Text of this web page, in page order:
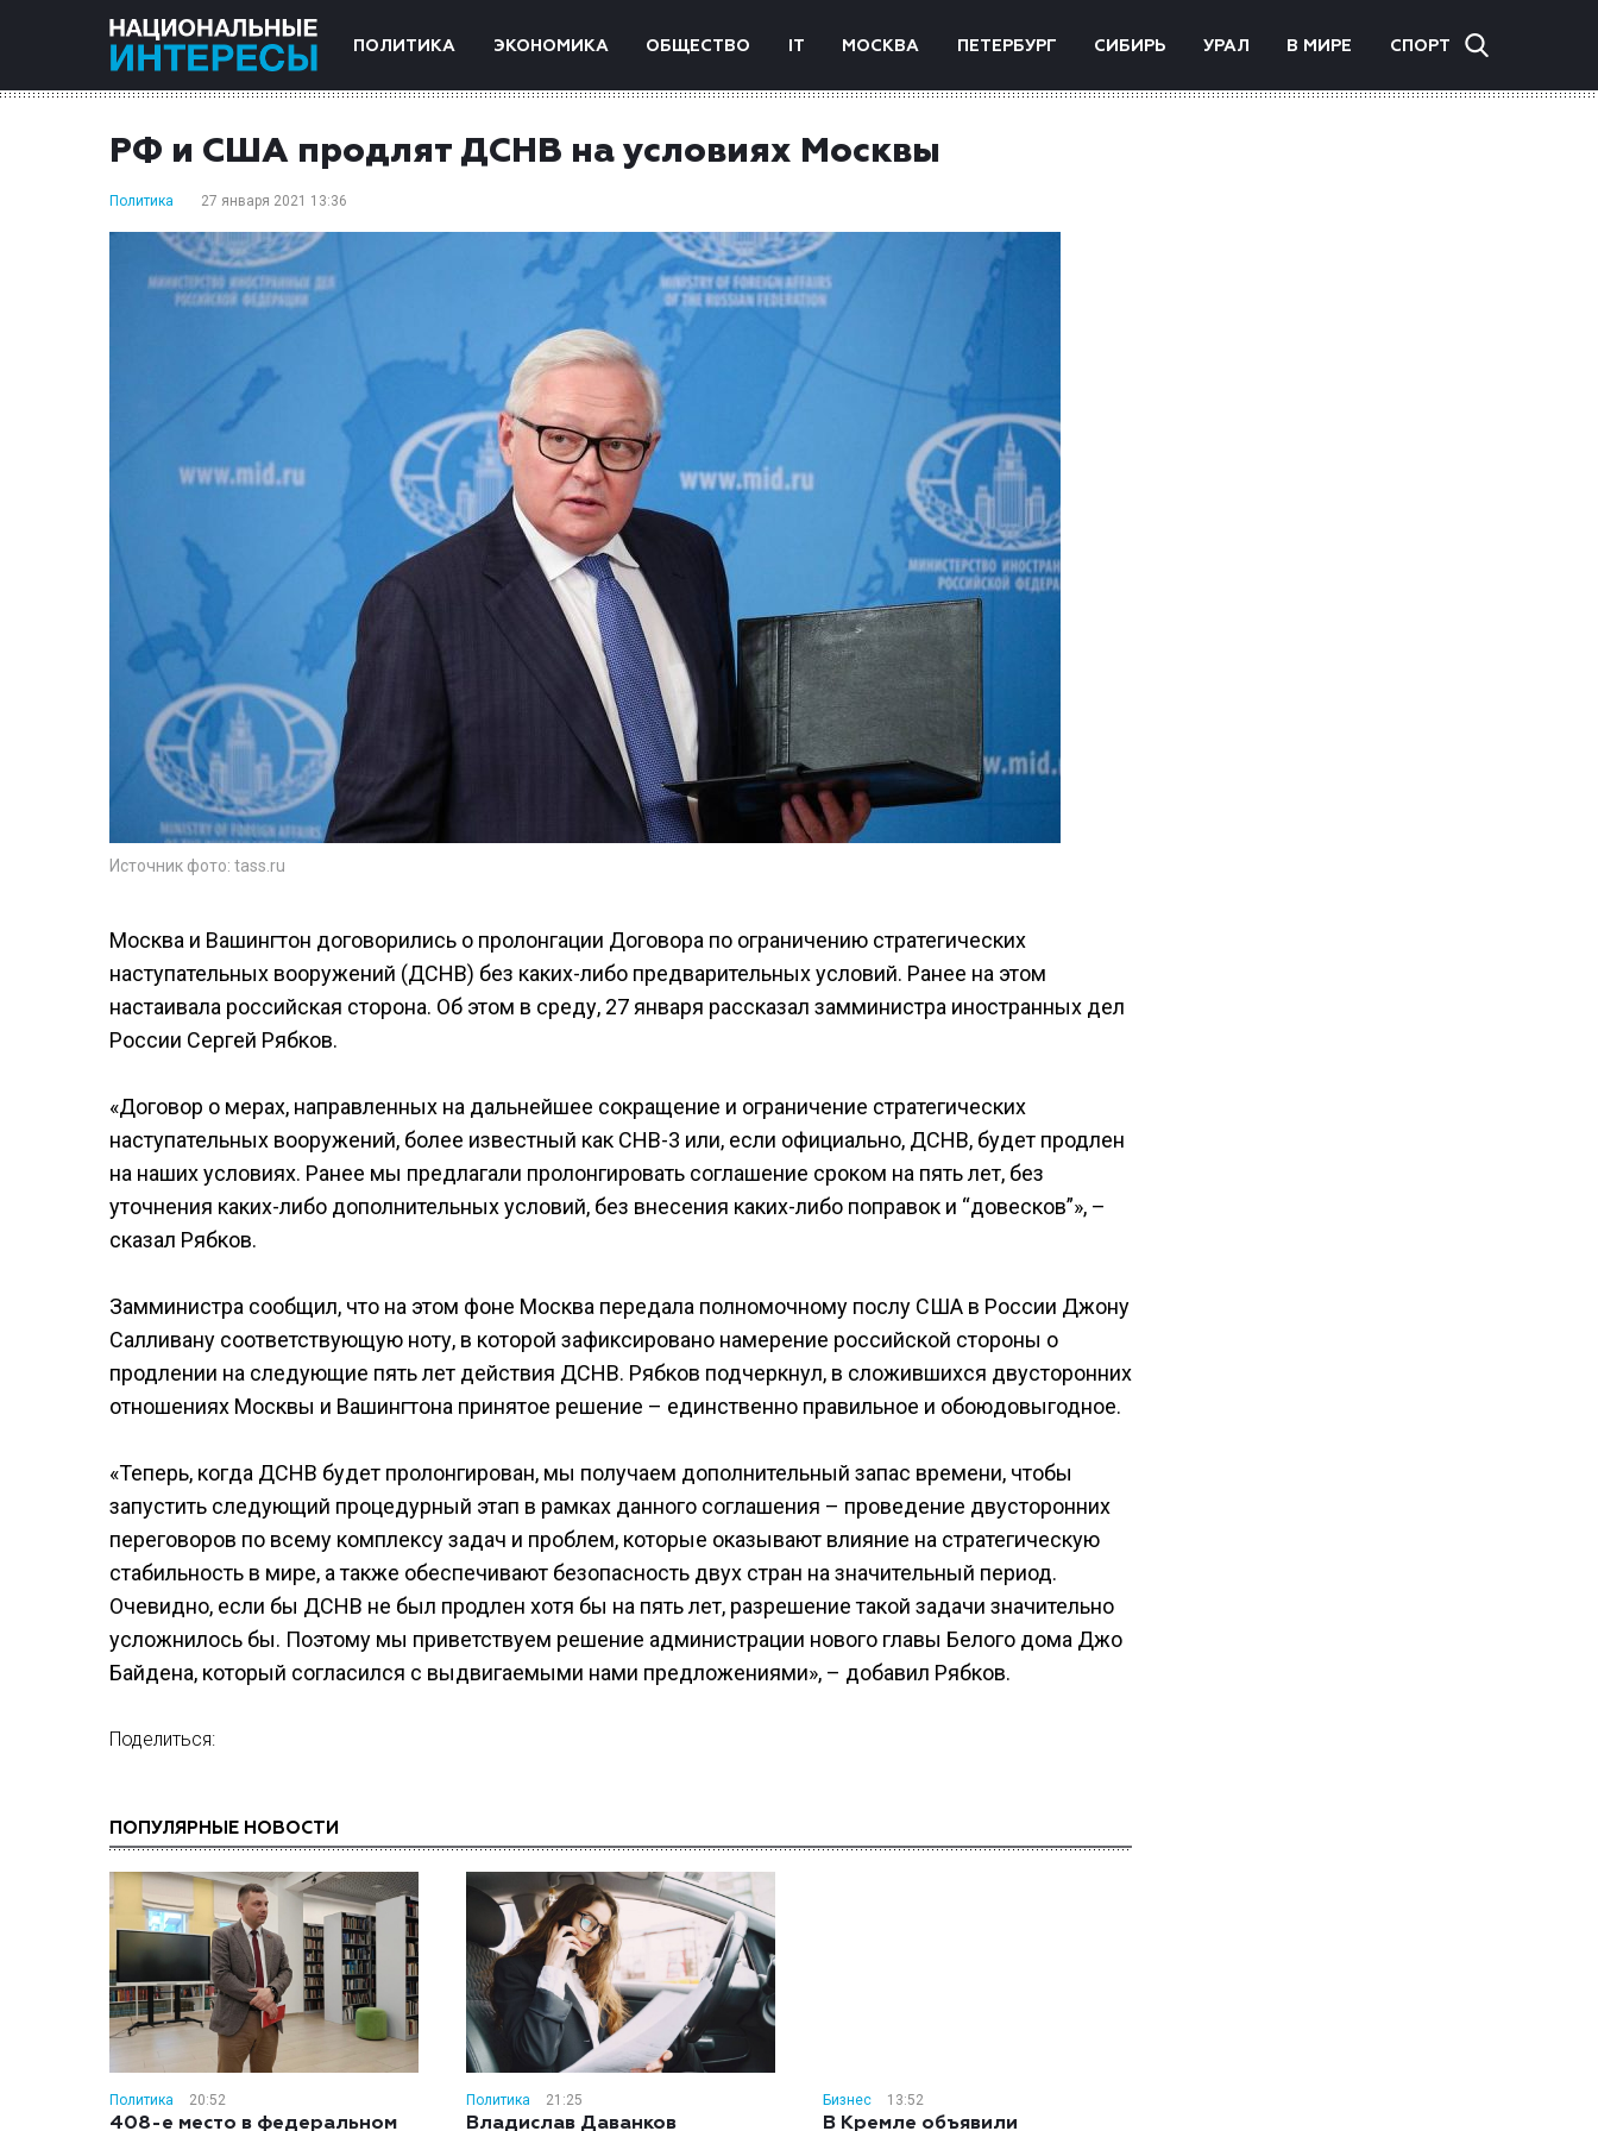
ПОЛИТИКА ЭКОНОМИКА ОБЩЕСТВО IT МОСКВА ПЕТЕРБУРГ СИБИРЬ УРАЛ В МИРЕ СПОРТ
РФ и США продлят ДСНВ на условиях Москвы
Политика 27 января 2021 13:36
Источник фото: tass.ru
Москва и Вашингтон договорились о пролонгации Договора по ограничению стратегических
наступательных вооружений (ДСНВ) без каких-либо предварительных условий. Ранее на этом
настаивала российская сторона. Об этом в среду, 27 января рассказал замминистра иностранных дел
России Сергей Рябков.
«Договор о мерах, направленных на дальнейшее сокращение и ограничение стратегических
наступательных вооружений, более известный как СНВ-3 или, если официально, ДСНВ, будет продлен
на наших условиях. Ранее мы предлагали пролонгировать соглашение сроком на пять лет, без
уточнения каких-либо дополнительных условий, без внесения каких-либо поправок и “довесков”», –
сказал Рябков.
Замминистра сообщил, что на этом фоне Москва передала полномочному послу США в России Джону
Салливану соответствующую ноту, в которой зафиксировано намерение российской стороны о
продлении на следующие пять лет действия ДСНВ. Рябков подчеркнул, в сложившихся двусторонних
отношениях Москвы и Вашингтона принятое решение – единственно правильное и обоюдовыгодное.
«Теперь, когда ДСНВ будет пролонгирован, мы получаем дополнительный запас времени, чтобы
запустить следующий процедурный этап в рамках данного соглашения – проведение двусторонних
переговоров по всему комплексу задач и проблем, которые оказывают влияние на стратегическую
стабильность в мире, а также обеспечивают безопасность двух стран на значительный период.
Очевидно, если бы ДСНВ не был продлен хотя бы на пять лет, разрешение такой задачи значительно
усложнилось бы. Поэтому мы приветствуем решение администрации нового главы Белого дома Джо
Байдена, который согласился с выдвигаемыми нами предложениями», – добавил Рябков.
Поделиться:
ПОПУЛЯРНЫЕ НОВОСТИ
Политика 20:52
408-е место в федеральном
Политика 21:25
Владислав Даванков
Бизнес 13:52
В Кремле объявили